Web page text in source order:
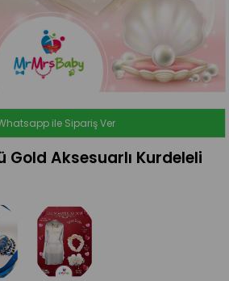
ile Sipariş Ver
Gold Aksesuarlı Kurdeleli